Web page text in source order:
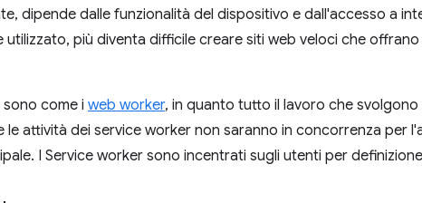
dipende dalle funzionalità del dispositivo e dall'accesso a
utilizzato, più diventa difficile creare siti web veloci che
come i web worker, in quanto tutto il lavoro che
le attività dei service worker non saranno in concorrenza per
I Service worker sono incentrati sugli utenti per